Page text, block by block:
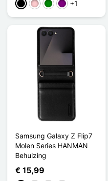
ZwartRozeGroenPurper
+1
Samsung Galaxy Z Flip7
Molen Series HANMAN
Behuizing
€ 15,99